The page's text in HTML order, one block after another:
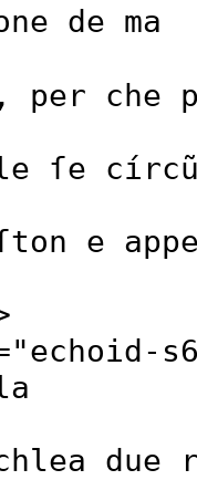
de ma
per che
ſe
e
echoid-
due